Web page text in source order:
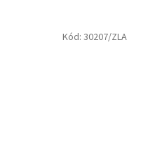
Kód: 30207/ZLA